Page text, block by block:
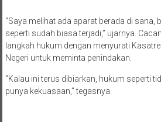
“Saya melihat ada aparat berada di sana,
seperti sudah biasa terjadi,” ujarnya.
langkah hukum dengan menyurati
Negeri untuk meminta penindakan.
“Kalau ini terus dibiarkan, hukum seperti
punya kekuasaan,” tegasnya.